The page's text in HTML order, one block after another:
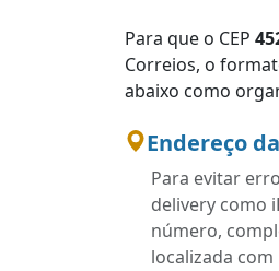
Para que o CEP
Correios, o
abaixo como
Endereço
Para evitar
delivery como
número,
localizada com